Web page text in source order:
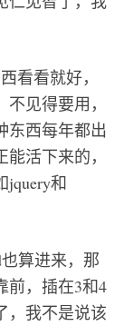
看看就好，
见得要用，
东西每年都出
活下来的，
jquery和
算进来，那
前，插在3和4
，我不是说该